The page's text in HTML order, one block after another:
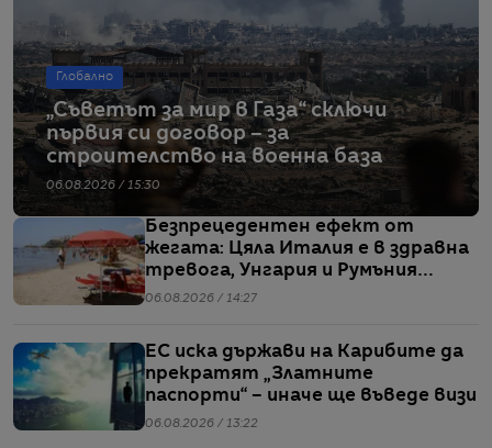
Глобално
„Съветът за мир в Газа“ сключи
първия си договор – за
строителство на военна база
06.08.2026 / 15:30
Безпрецедентен ефект от
жегата: Цяла Италия е в здравна
тревога, Унгария и Румъния
пестят електричество
06.08.2026 / 14:27
ЕС иска държави на Карибите да
прекратят „Златните
паспорти“ – иначе ще въведе визи
06.08.2026 / 13:22